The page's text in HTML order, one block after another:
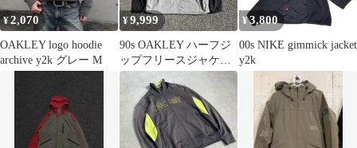
¥2,070
OAKLEY logo hoodie
archive y2k グレー M
¥9,999
90s OAKLEY ハーフジ
ップフリースジャケッ
ト archive usa
¥3,800
00s NIKE gimmick jacket
y2k